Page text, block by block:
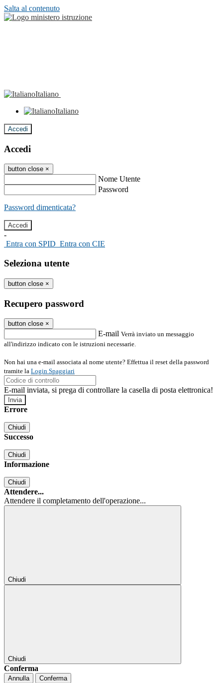
Salta al contenuto
Italiano
Italiano
Accedi
Accedi
button close ×
Nome Utente
Password
Password dimenticata?
-
Entra con SPID Entra con CIE
Seleziona utente
button close ×
Recupero password
button close ×
E-mail Verrà inviato un messaggio
all'indirizzo indicato con le istruzioni necessarie.
Non hai una e-mail associata al nome utente? Effettua il reset della password
tramite la Login Spaggiari
E-mail inviata, si prega di controllare la casella di posta elettronica!
Errore
Chiudi
Successo
Chiudi
Informazione
Chiudi
Attendere...
Attendere il completamento dell'operazione...
Chiudi
Chiudi
Conferma
Annulla Conferma